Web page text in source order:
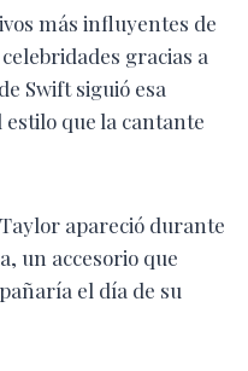
más influyentes de
gracias a
Swift siguió esa
que la cantante
apareció durante
un accesorio que
el día de su